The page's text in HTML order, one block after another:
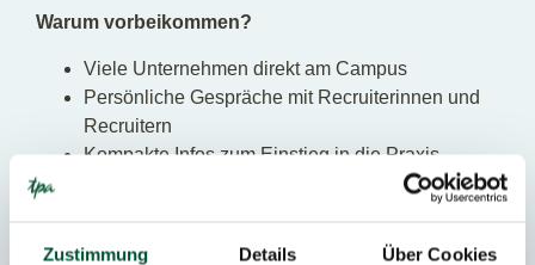
Zustimmung Details Über Cookies
Warum vorbeikommen?
Viele Unternehmen direkt am Campus
Persönliche Gespräche mit Recruiterinnen und
Recruitern
Kompakte Infos zum Einstieg in die Praxis